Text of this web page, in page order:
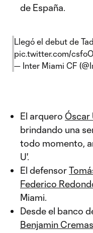
de España.
Llegó el debut de
pic.twitter.com/
— Inter Miami CF
El arquero Óscar
brindando una
todo momento,
U'.
El defensor
Federico
Miami.
Desde el banco
Benjamin